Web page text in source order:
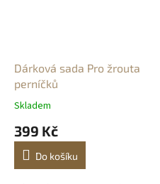
Dárková sada Pro žrouta
perníčků
Skladem
399 Kč
Do košíku